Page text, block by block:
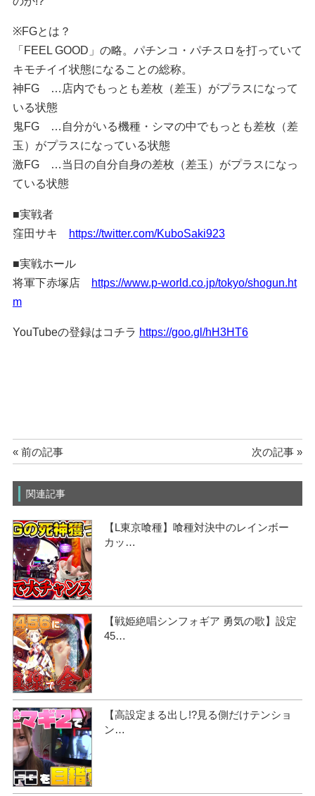
※FGとは？
「FEEL GOOD」の略。パチンコ・パチスロを打っていて
キモチイイ状態になることの総称。
神FG …店内でもっとも差枚（差玉）がプラスになって
いる状態
鬼FG …自分がいる機種・シマの中でもっとも差枚（差
玉）がプラスになっている状態
激FG …当日の自分自身の差枚（差玉）がプラスになっ
ている状態
■実戦者
窪田サキ https://twitter.com/KuboSaki923
■実戦ホール
将軍下赤塚店 https://www.p-world.co.jp/tokyo/shogun.ht
m
YouTubeの登録はコチラ https://goo.gl/hH3HT6
« 前の記事 次の記事 »
関連記事
【L東京喰種】喰種対決中のレインボー
カッ…
【戦姫絶唱シンフォギア 勇気の歌】設定
45…
【高設定まる出し!?見る側だけテンショ
ン…